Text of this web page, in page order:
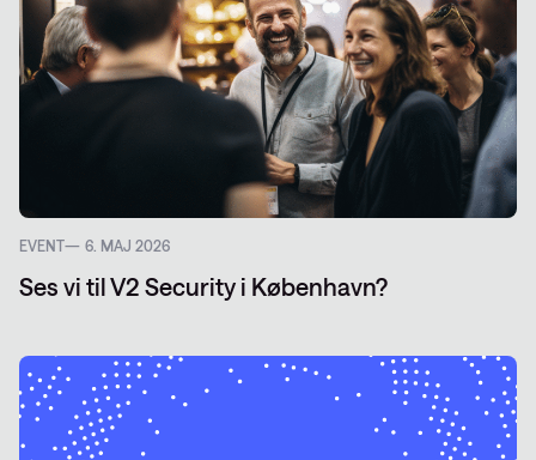
EVENT 6. MAJ 2026
Ses vi til V2 Security i København?